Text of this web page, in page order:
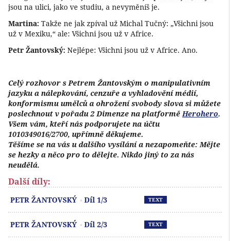
jsou na ulici, jako ve studiu, a nevyměníš je.
Martina: Takže ne jak zpíval už Michal Tučný: „Všichni jsou
už v Mexiku,“ ale: Všichni jsou už v Africe.
Petr Žantovský: Nejlépe: Všichni jsou už v Africe. Ano.
Celý rozhovor s Petrem Žantovským o manipulativním
jazyku a nálepkování, cenzuře a vyhladovění médií,
konformismu umělců a ohrožení svobody slova si můžete
poslechnout v pořadu 2 Dimenze na platforměHerohero.
Všem vám, kteří nás podporujete na účtu
1010349016/2700, upřímně děkujeme.
Těšíme se na vás u dalšího vysílání a nezapomeňte: Mějte
se hezky a něco pro to dělejte. Nikdo jiný to za nás
neudělá.
Další díly:
PETR ŽANTOVSKÝ Díl 1/3 TEXT
PETR ŽANTOVSKÝ Díl 2/3 TEXT